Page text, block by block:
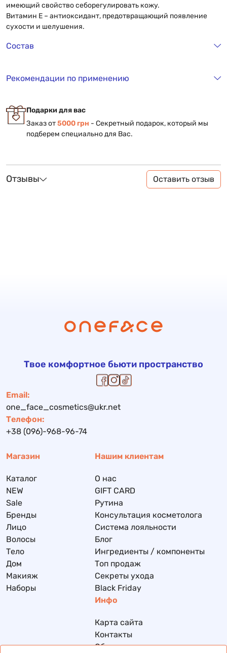
имеющий свойство себорегулировать кожу.
Витамин Е – антиоксидант, предотвращающий появление
сухости и шелушения.
Состав
Рекомендации по применению
Подарки для вас
Заказ от5000 грн - Секретный подарок, который мы
подберем специально для Вас.
Отзывы Оставить отзыв
Твое комфортное бьюти пространство
Email:
one_face_cosmetics@ukr.net
Телефон:
+38 (096)-968-96-74
Магазин
Каталог
NEW
Sale
Бренды
Лицо
Волосы
Тело
Дом
Макияж
Наборы
Нашим клиентам
О нас
GIFT CARD
Рутина
Консультация косметолога
Система лояльности
Блог
Ингредиенты / компоненты
Топ продаж
Секреты ухода
Black Friday
Инфо
Карта сайта
Контакты
Обмен и возврат